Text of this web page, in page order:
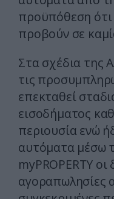
προϋπόθεση ότι
προβούν σε
Στα σχέδια της
τις
επεκταθεί
εισοδήματος
περιουσία ενώ
αυτόματα μέσω
myPROPERTY
αγοραπωλησίες